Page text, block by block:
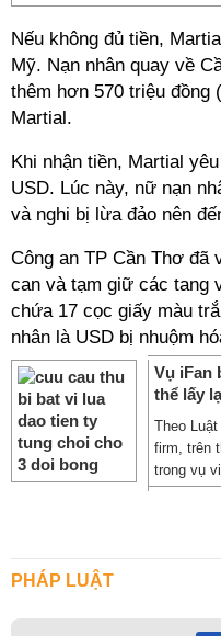
Nếu không đủ tiền,
Mỹ. Nạn nhân quay về
thêm hơn 570 triệu đồng
Martial.
Khi nhận tiền, Martial
USD. Lúc này, nữ nạn
và nghi bị lừa đảo nên
Công an TP Cần Thơ đã
can và tạm giữ các tang
chứa 17 cọc giấy màu
nhân là USD bị nhuộm
Vụ iFan
thể lấy
Theo
firm, trên
trong vụ
PHÁP LUẬT